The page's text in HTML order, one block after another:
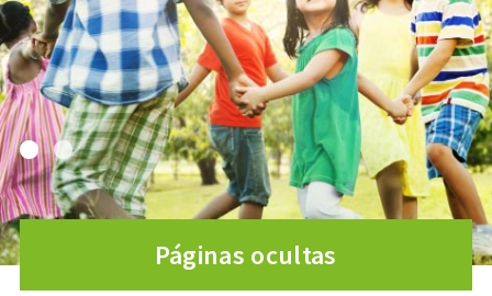
Páginas ocultas